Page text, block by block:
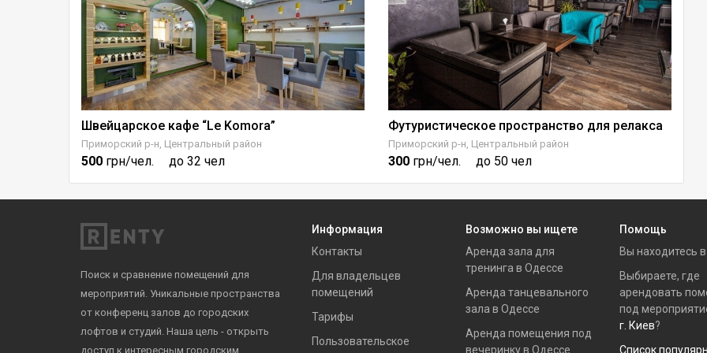
Швейцарское кафе “Le Komora”
Приморский р-н, Центральный район
500 грн/чел. до 32 чел
Футуристическое пространство для релакса
Приморский р-н, Центральный район
300 грн/чел. до 50 чел
Поиск и сравнение помещений для
мероприятий. Уникальные пространства
от конференц залов до городских
лофтов и студий. Наша цель - открыть
доступ к интересным городским
Информация
Контакты
Для владельцев
помещений
Тарифы
Пользовательское
Возможно вы ищете
Аренда зала для
тренинга в Одессе
Аренда танцевального
зала в Одессе
Аренда помещения под
вечеринку в Одессе
Помощь
Вы находитесь в
Выбираете, где
арендовать
под
г. Киев?
Список